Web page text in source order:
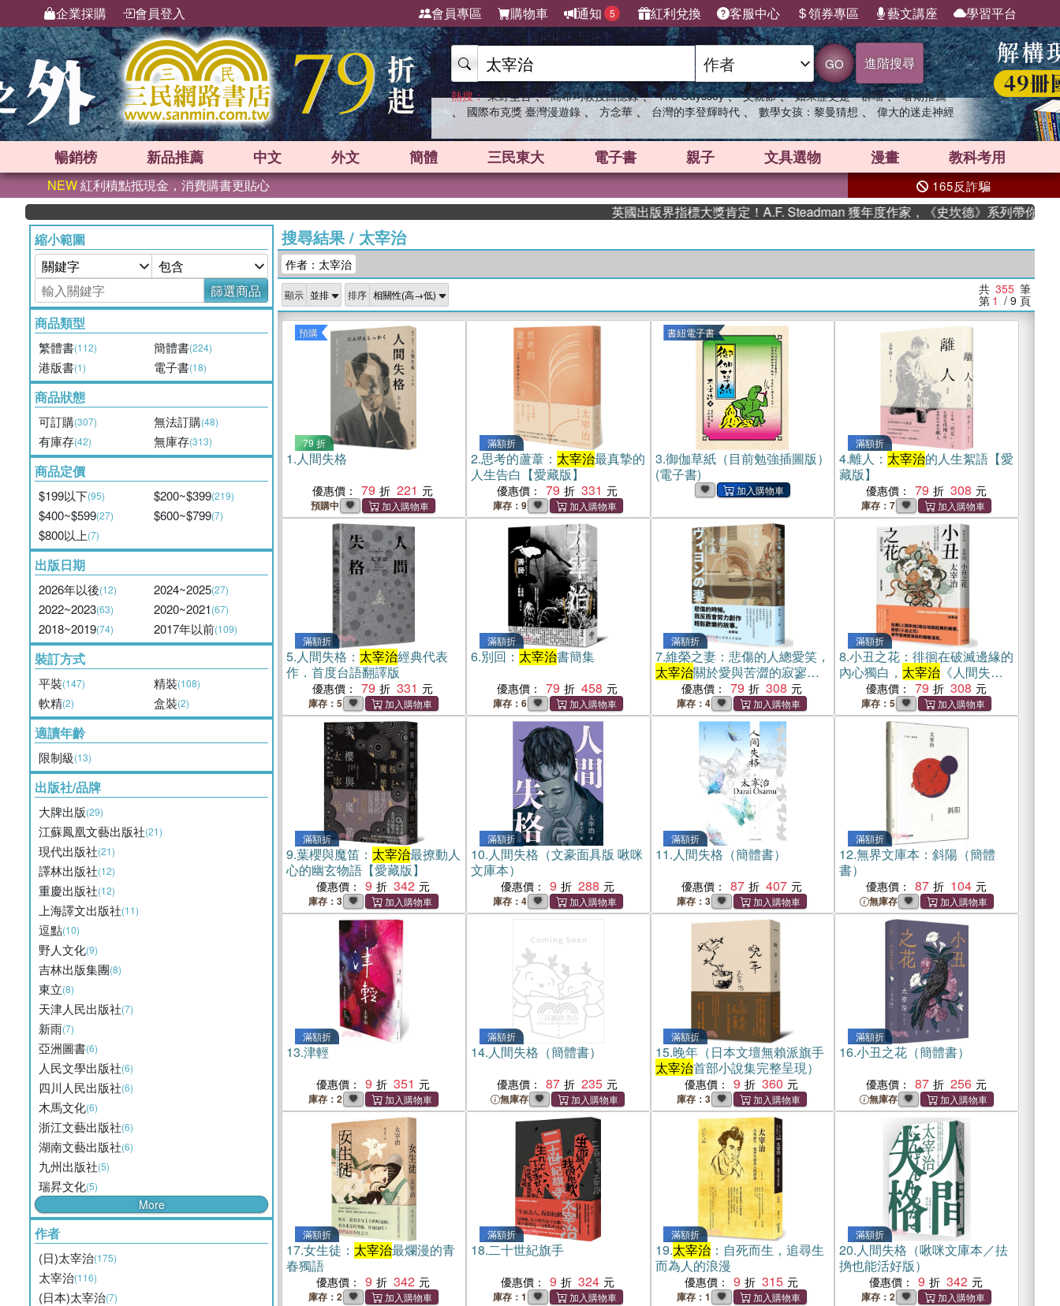
企業採購 會員登入 會員專區 購物車 通知 5 紅利兌換 客服中心 領券專區 藝文講座 學習平台
GO 進階搜尋
熱搜： 東野圭吾 、 高希均教授回憶錄 、 The Odyssey 、 父親節 、 如果歷史是一群喵 、 暑期推薦
、 國際布克獎 臺灣漫遊錄 、 方念華 、 台灣的李登輝時代 、 數學女孩：黎曼猜想 、 偉大的迷走神經
暢銷榜 新品推薦 中文 外文 簡體 三民東大 電子書 親子 文具選物 漫畫 教科考用
NEW紅利積點抵現金，消費購書更貼心 165反詐騙
英國出版界指標大獎肯定！A.F. Steadman 獲年度作家，《史坎德》系列帶你踏上熱血奇幻
縮小範圍
篩選商品
商品類型
繁體書(112) 簡體書(224)
港版書(1) 電子書(18)
商品狀態
可訂購(307) 無法訂購(48)
有庫存(42) 無庫存(313)
商品定價
$199以下(95) $200~$399(219)
$400~$599(27) $600~$799(7)
$800以上(7)
出版日期
2026年以後(12) 2024~2025(27)
2022~2023(63) 2020~2021(67)
2018~2019(74) 2017年以前(109)
裝訂方式
平裝(147) 精裝(108)
軟精(2) 盒裝(2)
適讀年齡
限制級(13)
出版社/品牌
大牌出版(29)
江蘇鳳凰文藝出版社(21)
現代出版社(21)
譯林出版社(12)
重慶出版社(12)
上海譯文出版社(11)
逗點(10)
野人文化(9)
吉林出版集團(8)
東立(8)
天津人民出版社(7)
新雨(7)
亞洲圖書(6)
人民文學出版社(6)
四川人民出版社(6)
木馬文化(6)
浙江文藝出版社(6)
湖南文藝出版社(6)
九州出版社(5)
瑞昇文化(5)
More
作者
(日)太宰治(175)
太宰治(116)
(日本)太宰治(7)
搜尋結果/ 太宰治
作者：太宰治
顯示 排序 共 355 筆
第 1 / 9 頁
預購
79 折
1.人間失格
優惠價： 79 221
預購中
滿額折
2.思考的蘆葦： 太宰治最真摯的
人生告白【愛藏版】
優惠價： 79 331
庫存：9
書紐電子書
3.御伽草紙（目前勉強插圖版）
(電子書)
滿額折
4.離人： 太宰治的人生絮語【愛
藏版】
優惠價： 79 308
庫存：7
滿額折
5.人間失格： 太宰治經典代表
作．首度台語翻譯版
優惠價： 79 331
庫存：5
滿額折
6.別回： 太宰治書簡集
優惠價： 79 458
庫存：6
滿額折
7.維榮之妻：悲傷的人總愛笑，
太宰治關於愛與苦澀的寂寥絮
語【浪漫典藏版】
優惠價： 79 308
庫存：4
滿額折
8.小丑之花：徘徊在破滅邊緣的
內心獨白， 太宰治 《人間失
格》創作原點【經典珍藏版】
優惠價： 79 308
庫存：5
滿額折
9.葉櫻與魔笛： 太宰治最撩動人
心的幽玄物語【愛藏版】
優惠價： 9 342
庫存：3
滿額折
10.人間失格（文豪面具版 啾咪
文庫本）
優惠價： 9 288
庫存：4
滿額折
11.人間失格（簡體書）
優惠價： 87 407
庫存：3
滿額折
12.無界文庫本：斜陽（簡體
書）
優惠價： 87 104
無庫存
滿額折
13.津輕
優惠價： 9 351
庫存：2
滿額折
14.人間失格（簡體書）
優惠價： 87 235
無庫存
滿額折
15.晚年（日本文壇無賴派旗手
太宰治首部小說集完整呈現）
優惠價： 9 360
庫存：3
滿額折
16.小丑之花（簡體書）
優惠價： 87 256
無庫存
滿額折
17.女生徒： 太宰治最爛漫的青
春獨語
優惠價： 9 342
庫存：2
滿額折
18.二十世紀旗手
優惠價： 9 324
庫存：1
滿額折
19.太宰治：自死而生，追尋生
而為人的浪漫
優惠價： 9 315
庫存：1
滿額折
20.人間失格（啾咪文庫本／抾
捔也能活好版）
優惠價： 9 342
庫存：2